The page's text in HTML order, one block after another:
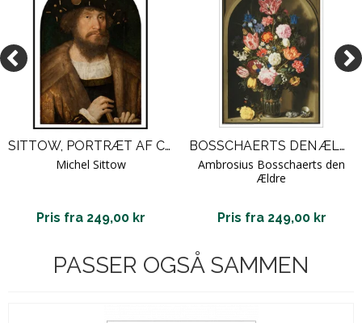
SITTOW, PORTRÆT AF CHRISTIAN II
Michel Sittow
Pris fra 249,00 kr
BOSSCHAERTS DEN ÆLDRE, BLOMSTERBUKET I EN STENNICHE
Ambrosius Bosschaerts den
Ældre
Pris fra 249,00 kr
PASSER OGSÅ SAMMEN